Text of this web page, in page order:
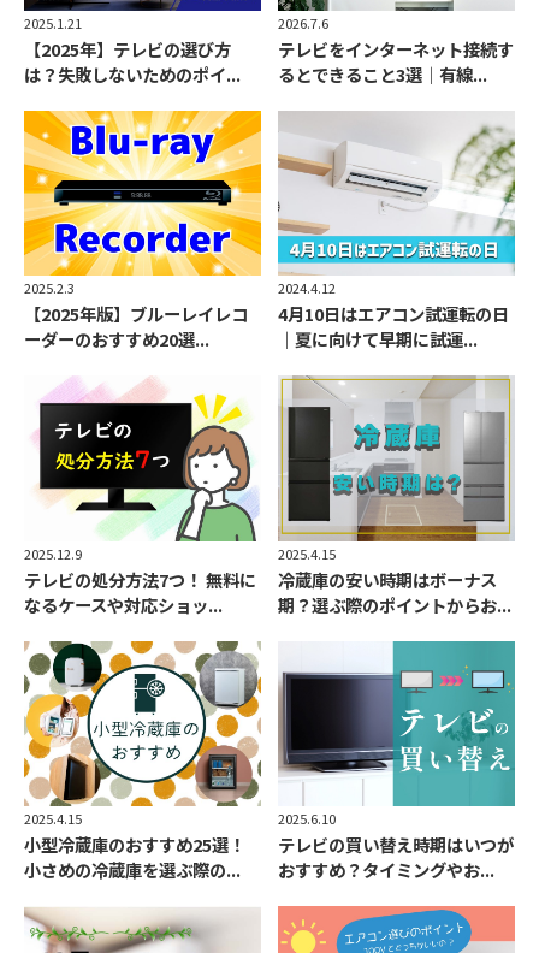
2025.1.21
【2025年】テレビの選び方
は？失敗しないためのポイ...
2026.7.6
テレビをインターネット接続す
るとできること3選｜有線...
2025.2.3
【2025年版】ブルーレイレコ
ーダーのおすすめ20選...
2024.4.12
4月10日はエアコン試運転の日
｜夏に向けて早期に試運...
2025.12.9
テレビの処分方法7つ！ 無料に
なるケースや対応ショッ...
2025.4.15
冷蔵庫の安い時期はボーナス
期？選ぶ際のポイントからお...
2025.4.15
小型冷蔵庫のおすすめ25選！
小さめの冷蔵庫を選ぶ際の...
2025.6.10
テレビの買い替え時期はいつが
おすすめ？タイミングやお...